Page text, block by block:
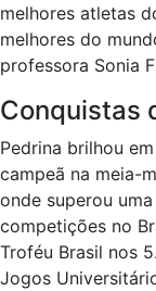
melhores atletas
melhores do
professora Sonia
Conquistas
Pedrina brilhou
campeã na meia-
onde superou
competições no
Troféu Brasil nos
Jogos